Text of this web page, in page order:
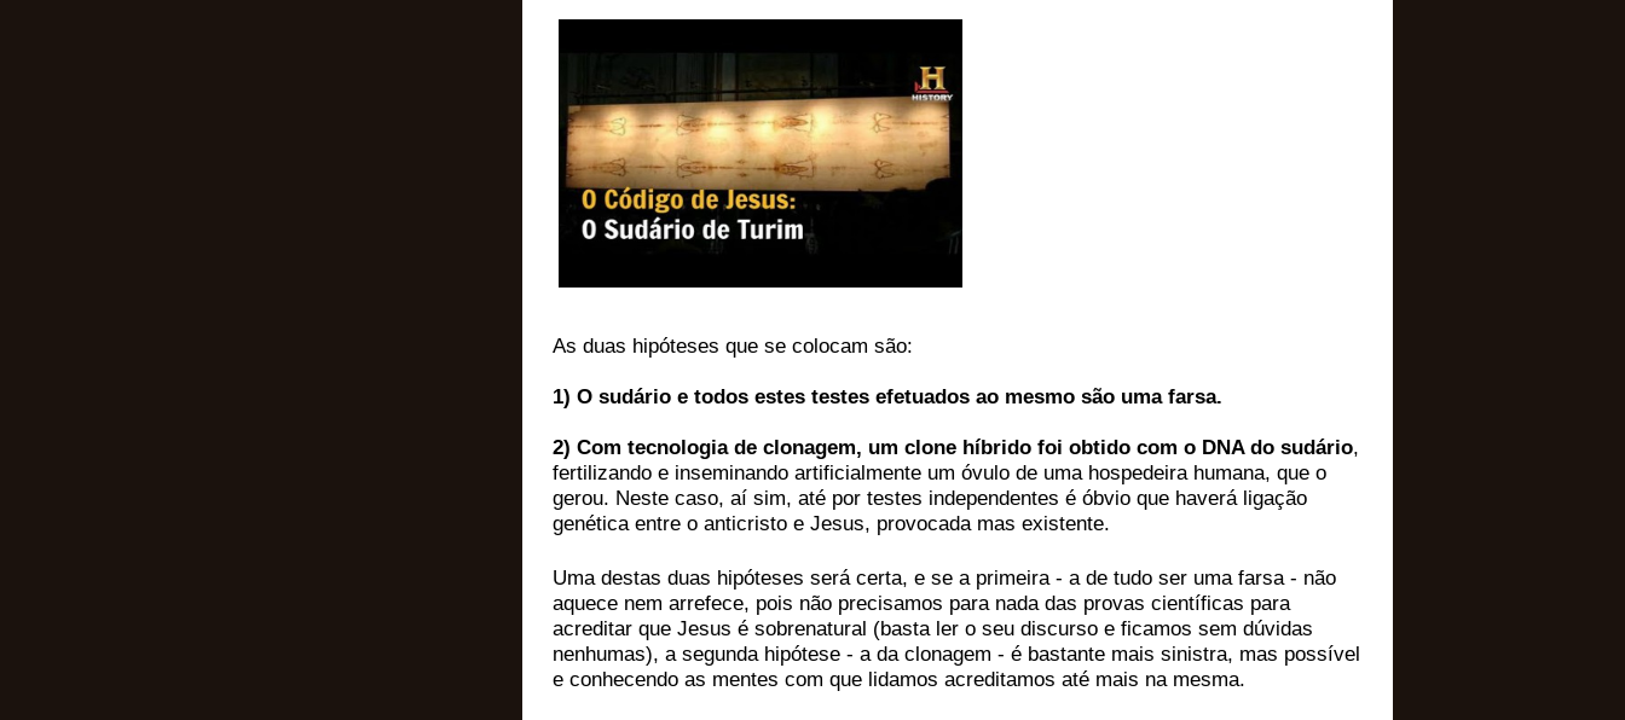
As duas hipóteses que se colocam são:
1) O sudário e todos estes testes efetuados ao mesmo são uma farsa.
2) Com tecnologia de clonagem, um clone híbrido foi obtido com o DNA do sudário,
fertilizando e inseminando artificialmente um óvulo de uma hospedeira humana, que o
gerou. Neste caso, aí sim, até por testes independentes é óbvio que haverá ligação
genética entre o anticristo e Jesus, provocada mas existente.
Uma destas duas hipóteses será certa, e se a primeira - a de tudo ser uma farsa - não
aquece nem arrefece, pois não precisamos para nada das provas científicas para
acreditar que Jesus é sobrenatural (basta ler o seu discurso e ficamos sem dúvidas
nenhumas), a segunda hipótese - a da clonagem - é bastante mais sinistra, mas possível
e conhecendo as mentes com que lidamos acreditamos até mais na mesma.